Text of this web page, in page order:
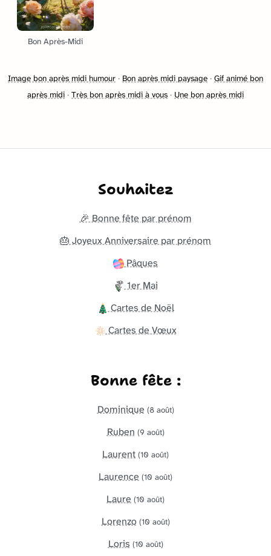
Bon Après-Midi
Image bon après midi humour · Bon après midi paysage · Gif animé bon
après midi · Très bon après midi à vous · Une bon après midi
Souhaitez
🎉 Bonne fête par prénom
🎂 Joyeux Anniversaire par prénom
Pâques
1er Mai
Cartes de Noël
Cartes de Vœux
Bonne fête :
Dominique (8 août)
Ruben (9 août)
Laurent (10 août)
Laurence (10 août)
Laure (10 août)
Lorenzo (10 août)
Loris (10 août)